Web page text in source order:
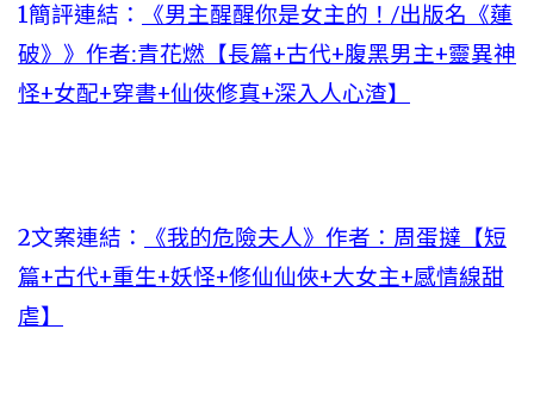
1簡評連結：
《男主醒醒你是女主的！/出版名《蓮
破》》作者:青花燃【長篇+古代+腹黑男主+靈異神
怪+女配+穿書+仙俠修真+深入人心渣】
2文案連結：
《我的危險夫人》作者：周蛋撻【短
篇+古代+重生+妖怪+修仙仙俠+大女主+感情線甜
虐】